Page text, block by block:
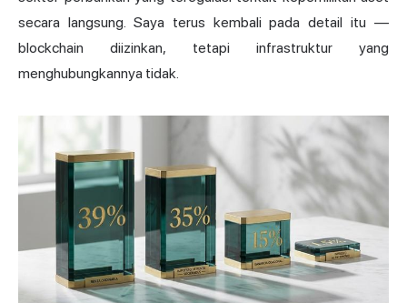
secara langsung. Saya terus kembali pada detail itu —
blockchain diizinkan, tetapi infrastruktur yang
menghubungkannya tidak.